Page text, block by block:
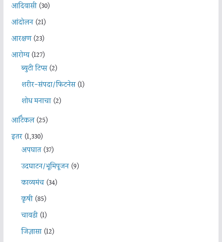
आदिवासी(30)
आंदोलन(21)
आरक्षण(23)
आरोग्य(127)
ब्युटी टिप्स(2)
शरीर-संपदा/फिटनेस(1)
शोध मनाचा(2)
आर्टिकल(25)
इतर(1,330)
अपघात(37)
उदघाटन/भूमिपूजन(9)
काव्यमंच(34)
कृषी(85)
चावडी(1)
जिज्ञासा(12)